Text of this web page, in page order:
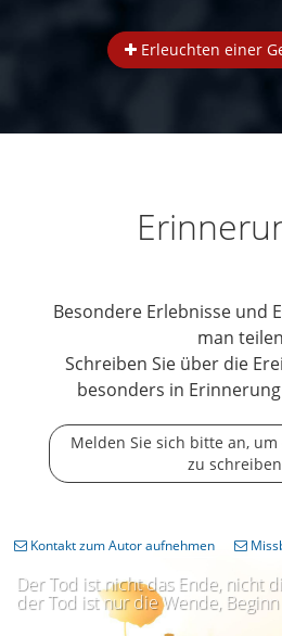
Erleuchten einer
Besondere Erlebnisse und
man
Schreiben Sie über die
besonders in
Melden Sie sich bitte an,
zu schreiben
Der Tod ist nicht das Ende, nicht
der Tod ist nur die Wende,
Kontakt zum Autor aufnehmen